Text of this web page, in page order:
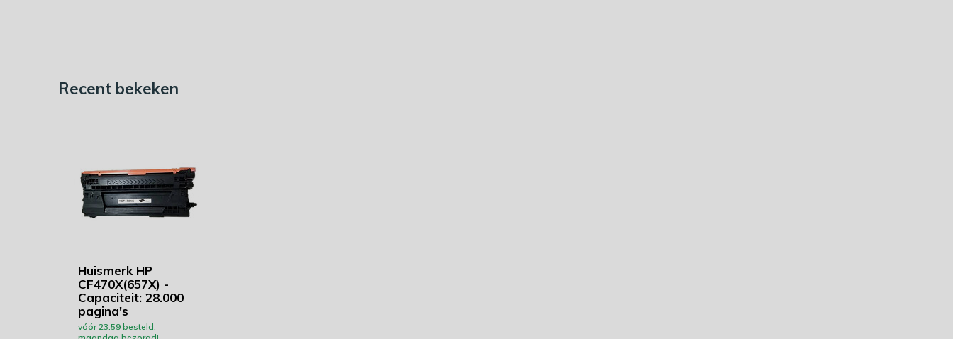
Recent bekeken
Huismerk HP
CF470X(657X) -
Capaciteit: 28.000
pagina's
vóór 23:59 besteld,